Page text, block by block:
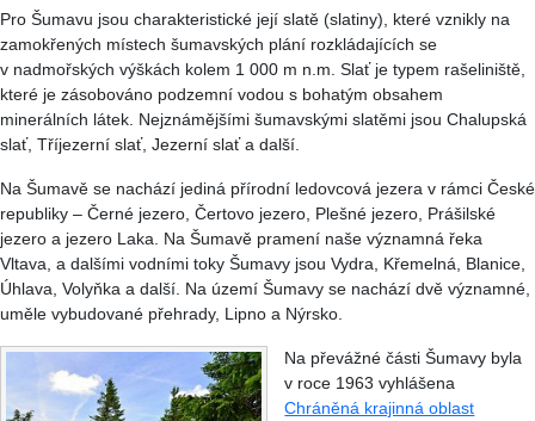
Pro Šumavu jsou charakteristické její slatě (slatiny), které vznikly na
zamokřených místech šumavských plání rozkládajících se
v nadmořských výškách kolem 1 000 m n.m. Slať je typem rašeliniště,
které je zásobováno podzemní vodou s bohatým obsahem
minerálních látek. Nejznámějšími šumavskými slatěmi jsou Chalupská
slať, Tříjezerní slať, Jezerní slať a další.
Na Šumavě se nachází jediná přírodní ledovcová jezera v rámci České
republiky – Černé jezero, Čertovo jezero, Plešné jezero, Prášilské
jezero a jezero Laka. Na Šumavě pramení naše významná řeka
Vltava, a dalšími vodními toky Šumavy jsou Vydra, Křemelná, Blanice,
Úhlava, Volyňka a další. Na území Šumavy se nachází dvě významné,
uměle vybudované přehrady, Lipno a Nýrsko.
Na převážné části Šumavy byla
v roce 1963 vyhlášena
Chráněná krajinná oblast